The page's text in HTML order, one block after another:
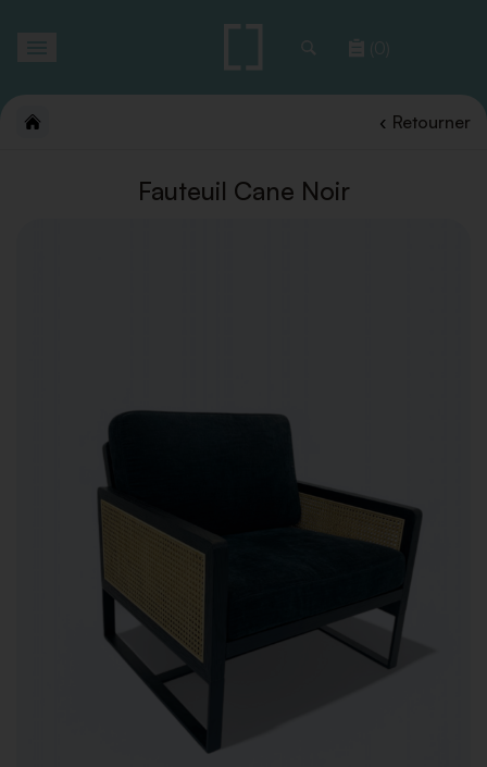
(0)
Retourner
Fauteuil Cane Noir